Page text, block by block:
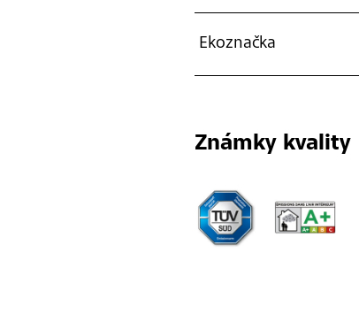
Ekoznačka
Známky kvality